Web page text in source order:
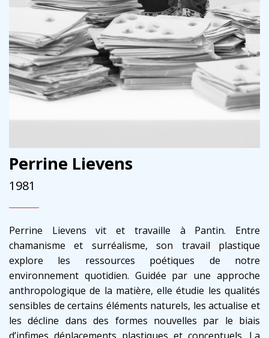
Perrine Lievens
1981
Perrine Lievens vit et travaille à Pantin. Entre
chamanisme et surréalisme, son travail plastique
explore les ressources poétiques de notre
environnement quotidien. Guidée par une approche
anthropologique de la matière, elle étudie les qualités
sensibles de certains éléments naturels, les actualise et
les décline dans des formes nouvelles par le biais